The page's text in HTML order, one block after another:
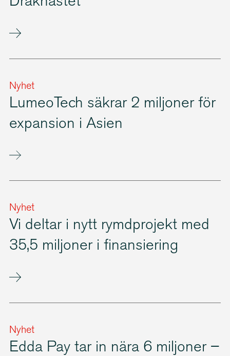
Nyhet
LumeoTech säkrar 2 miljoner för
expansion i Asien
Nyhet
Vi deltar i nytt rymdprojekt med
35,5 miljoner i finansiering
Nyhet
Edda Pay tar in nära 6 miljoner –